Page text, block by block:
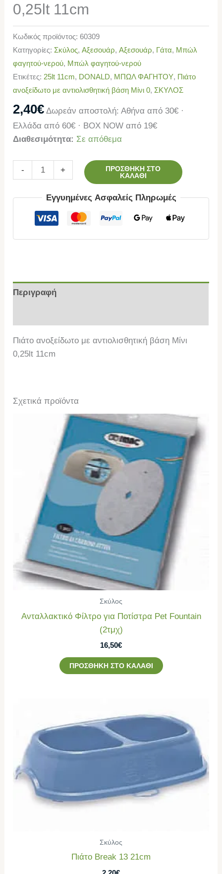
0,25lt 11cm
Κωδικός προϊόντος:60309
Κατηγορίες: Σκύλος,Αξεσουάρ,Αξεσουάρ, Γάτα, Μπώλ
φαγητού-νερού, Μπώλ φαγητού-νερού
Ετικέτες: 25lt 11cm, DONALD, ΜΠΩΛ ΦΑΓΗΤΟΥ, Πιάτο
ανοξείδωτο με αντιολισθητική βάση Μίνι 0, ΣΚΥΛΟΣ
2,40€ Δωρεάν αποστολή: Αθήνα από 30€ ·
Ελλάδα από 60€ · BOX NOW από 19€
Διαθεσιμότητα: Σε απόθεμα
- +
ΠΡΟΣΘΉΚΗ ΣΤΟ
ΚΑΛΆΘΙ
Εγγυημένες Ασφαλείς Πληρωμές
Περιγραφή
Πιάτο ανοξείδωτο με αντιολισθητική βάση Μίνι
0,25lt 11cm
Σχετικά προϊόντα
Σκύλος
Ανταλλακτικό Φίλτρο για Ποτίστρα Pet Fountain
(2τμχ)
16,50€
ΠΡΟΣΘΉΚΗ ΣΤΟ ΚΑΛΆΘΙ
Σκύλος
Πιάτο Break 13 21cm